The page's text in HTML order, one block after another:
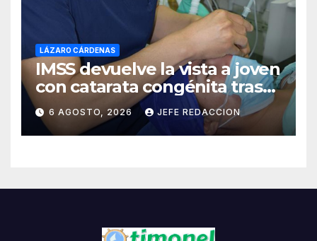
LÁZARO CÁRDENAS
IMSS devuelve la vista a joven
con catarata congénita tras
23 años de limitación visual
6 AGOSTO, 2026 JEFE REDACCION